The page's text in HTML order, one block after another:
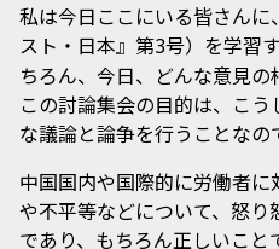
私は今日ここにいる皆さん
スト・日本』第3号）を学習
ちろん、今日、どんな意見の
この討論集会の目的は、こ
な議論と論争を行うことなの
中国国内や国際的に労働者
や不平等などについて、怒
であり、もちろん正しいこ